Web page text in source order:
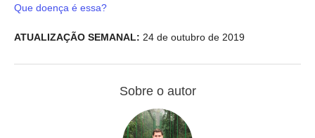
Que doença é essa?
ATUALIZAÇÃO SEMANAL: 24 de outubro de 2019
Sobre o autor